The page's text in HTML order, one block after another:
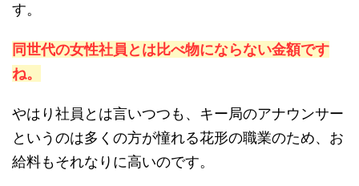
す。
同世代の女性社員とは比べ物にならない金額です
ね。
やはり社員とは言いつつも、キー局のアナウンサー
というのは多くの方が憧れる花形の職業のため、お
給料もそれなりに高いのです。